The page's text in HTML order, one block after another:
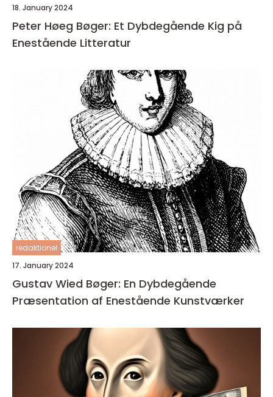
18. January 2024
Peter Høeg Bøger: Et Dybdegående Kig på
Enestående Litteratur
redaktionel
17. January 2024
Gustav Wied Bøger: En Dybdegående
Præsentation af Enestående Kunstværker